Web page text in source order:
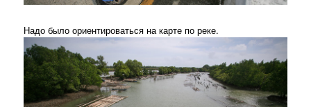
Надо было ориентироваться на карте по реке.